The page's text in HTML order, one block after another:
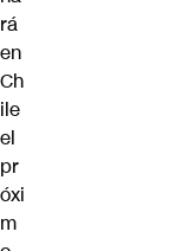
rá
en
Ch
ile
el
pr
óxi
m